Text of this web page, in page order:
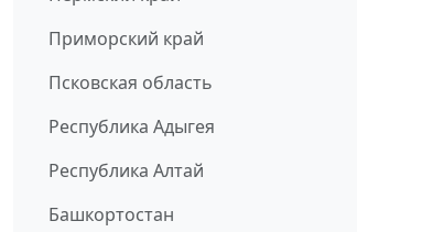
Приморский край
Псковская область
Республика Адыгея
Республика Алтай
Башкортостан